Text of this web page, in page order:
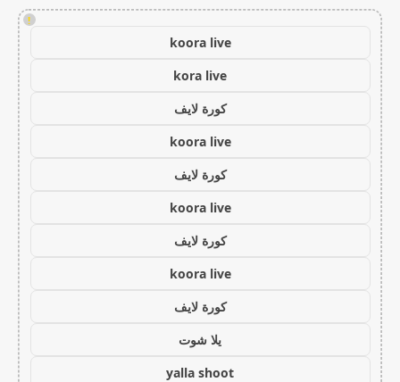
!
koora live
kora live
كورة لايف
koora live
كورة لايف
koora live
كورة لايف
koora live
كورة لايف
يلا شوت
yalla shoot